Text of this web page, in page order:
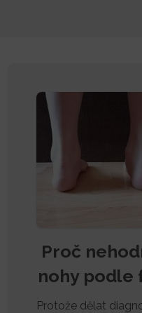
Proč
nohy podle
Protože dělat